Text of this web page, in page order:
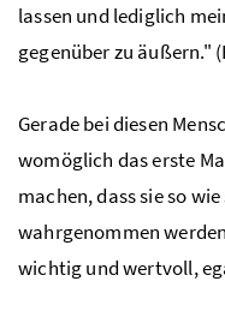
lassen und lediglich
gegenüber zu äußern."
Gerade bei diesen
womöglich das erste
machen, dass sie so
wahrgenommen
wichtig und wertvoll,